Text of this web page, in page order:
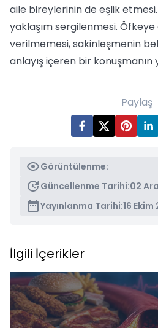
aile bireylerinin de eşlik
yaklaşım sergilenmesi. Öfkeye
verilmemesi, sakinleşmenin
anlayış içeren bir konuşmanın
Paylaş
Görüntülenme:
Güncellenme Tarihi:02
Yayınlanma Tarihi:16 Ekim
İlgili İçerikler